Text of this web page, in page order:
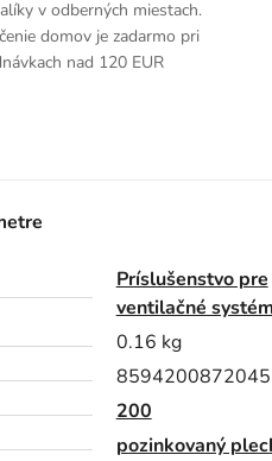
v odberných miestach.
domov je zadarmo pri
nad 120 EUR
Príslušenstvo pre
ventilačné
0.16 kg
8594200872045
200
pozinkovaný